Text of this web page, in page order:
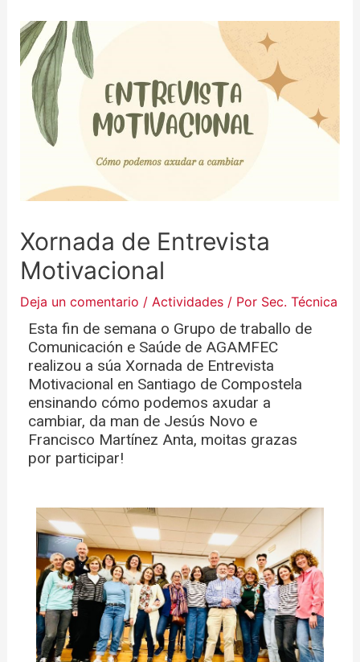
Xornada de Entrevista
Motivacional
Deja un comentario / Actividades/ Por Sec. Técnica
Esta fin de semana o Grupo de traballo de
Comunicación e Saúde de AGAMFEC
realizou a súa Xornada de Entrevista
Motivacional en Santiago de Compostela
ensinando cómo podemos axudar a
cambiar, da man de Jesús Novo e
Francisco Martínez Anta, moitas grazas
por participar!